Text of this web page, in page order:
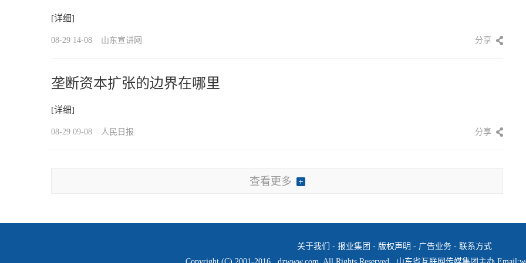
[详细]
08-29 14-08 山东宣讲网 分享
垄断资本扩张的边界在哪里
[详细]
08-29 09-08 人民日报 分享
查看更多
关于我们 - 报业集团 - 版权声明 - 广告业务 - 联系方式